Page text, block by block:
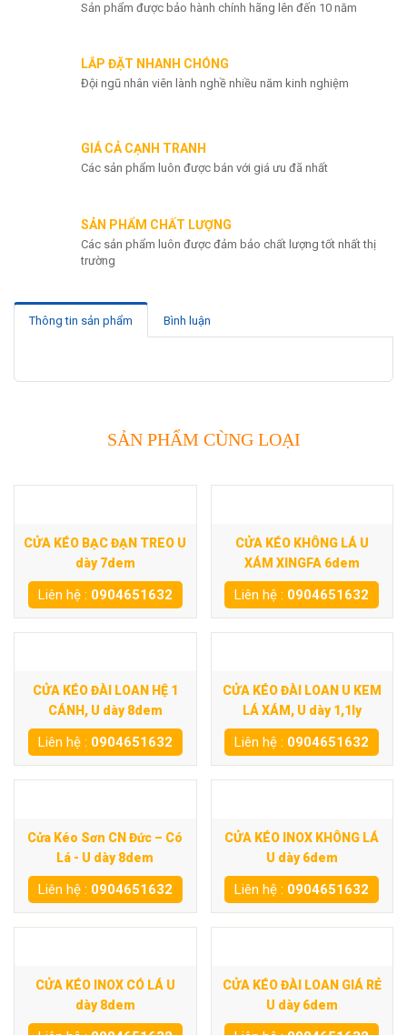
Sản phẩm được bảo hành chính hãng lên đến 10 năm
LẮP ĐẶT NHANH CHÓNG
Đội ngũ nhân viên lành nghề nhiều năm kinh nghiệm
GIÁ CẢ CẠNH TRANH
Các sản phẩm luôn được bán với giá ưu đã nhất
SẢN PHẨM CHẤT LƯỢNG
Các sản phẩm luôn được đảm bảo chất lượng tốt nhất thị
trường
Thông tin sản phẩm Bình luận
SẢN PHẨM CÙNG LOẠI
CỬA KÉO BẠC ĐẠN TREO U
dày 7dem
Liên hệ : 0904651632
CỬA KÉO KHÔNG LÁ U
XÁM XINGFA 6dem
Liên hệ : 0904651632
CỬA KÉO ĐÀI LOAN HỆ 1
CÁNH, U dày 8dem
Liên hệ : 0904651632
CỬA KÉO ĐÀI LOAN U KEM
LÁ XÁM, U dày 1,1ly
Liên hệ : 0904651632
Cửa Kéo Sơn CN Đức – Có
Lá - U dày 8dem
Liên hệ : 0904651632
CỬA KÉO INOX KHÔNG LÁ
U dày 6dem
Liên hệ : 0904651632
CỬA KÉO INOX CÓ LÁ U
dày 8dem
CỬA KÉO ĐÀI LOAN GIÁ RẺ
U dày 6dem